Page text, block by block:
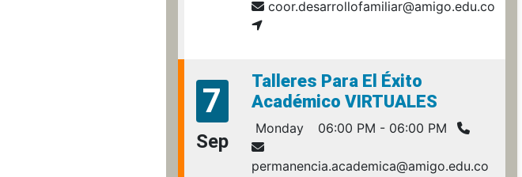
coor.desarrollofamiliar@amigo.edu.co
7
Sep
Talleres Para El Éxito
Académico VIRTUALES
Monday 06:00 PM - 06:00 PM
permanencia.academica@amigo.edu.co